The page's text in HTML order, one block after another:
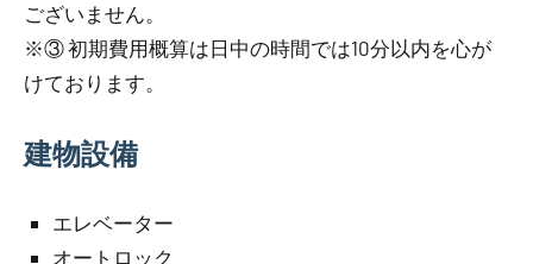
ございません。
※③ 初期費用概算は日中の時間では10分以内を心が
けております。
建物設備
エレベーター
オートロック